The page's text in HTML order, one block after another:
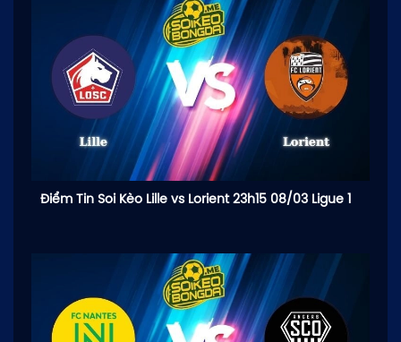
Điểm Tin Soi Kèo Lille vs Lorient 23h15 08/03 Ligue 1